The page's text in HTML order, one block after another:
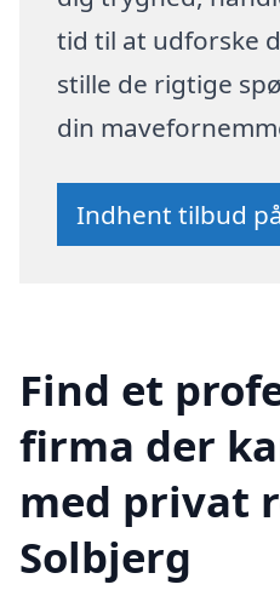
tid til at udforske
stille de rigtige
din
Indhent tilbud
Find et
firma der
med privat
Solbjerg